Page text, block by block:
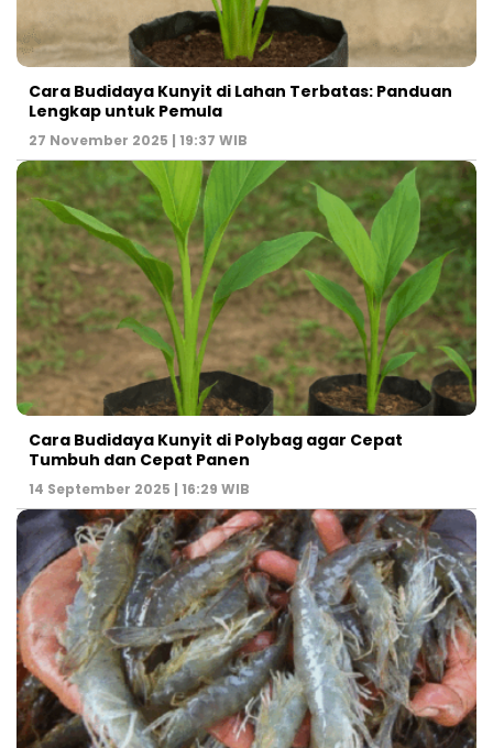
Cara Budidaya Kunyit di Lahan Terbatas: Panduan
Lengkap untuk Pemula
27 November 2025 | 19:37 WIB
Cara Budidaya Kunyit di Polybag agar Cepat
Tumbuh dan Cepat Panen
14 September 2025 | 16:29 WIB